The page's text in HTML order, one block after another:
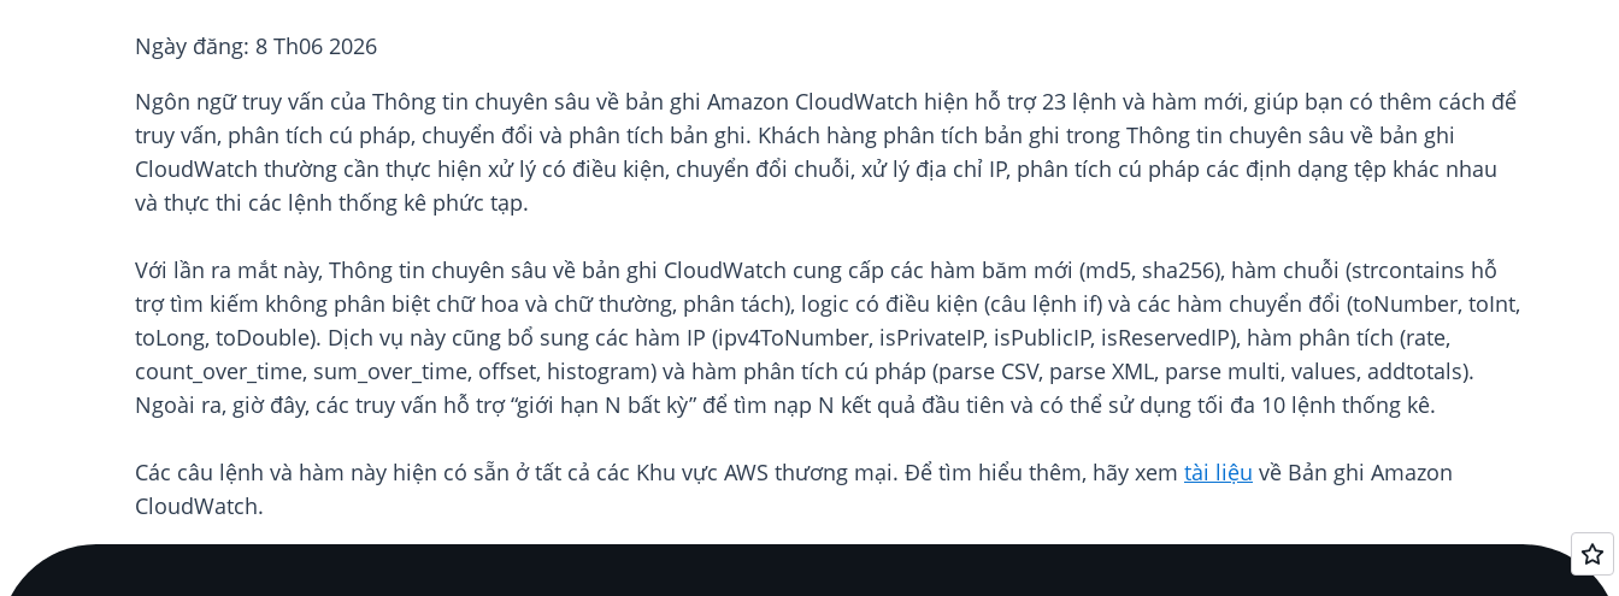
Ngày đăng: 8 Th06 2026
Ngôn ngữ truy vấn của Thông tin chuyên sâu về bản ghi Amazon CloudWatch hiện hỗ trợ 23 lệnh và hàm mới, giúp bạn có thêm cách để
truy vấn, phân tích cú pháp, chuyển đổi và phân tích bản ghi. Khách hàng phân tích bản ghi trong Thông tin chuyên sâu về bản ghi
CloudWatch thường cần thực hiện xử lý có điều kiện, chuyển đổi chuỗi, xử lý địa chỉ IP, phân tích cú pháp các định dạng tệp khác nhau
và thực thi các lệnh thống kê phức tạp.
Với lần ra mắt này, Thông tin chuyên sâu về bản ghi CloudWatch cung cấp các hàm băm mới (md5, sha256), hàm chuỗi (strcontains hỗ
trợ tìm kiếm không phân biệt chữ hoa và chữ thường, phân tách), logic có điều kiện (câu lệnh if) và các hàm chuyển đổi (toNumber, toInt,
toLong, toDouble). Dịch vụ này cũng bổ sung các hàm IP (ipv4ToNumber, isPrivateIP, isPublicIP, isReservedIP), hàm phân tích (rate,
count_over_time, sum_over_time, offset, histogram) và hàm phân tích cú pháp (parse CSV, parse XML, parse multi, values, addtotals).
Ngoài ra, giờ đây, các truy vấn hỗ trợ “giới hạn N bất kỳ” để tìm nạp N kết quả đầu tiên và có thể sử dụng tối đa 10 lệnh thống kê.
Các câu lệnh và hàm này hiện có sẵn ở tất cả các Khu vực AWS thương mại. Để tìm hiểu thêm, hãy xem tài liệu về Bản ghi Amazon
CloudWatch.